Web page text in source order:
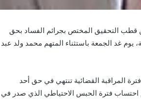
عن قطب التحقيق المختص بجرائم الفساد بحق
المعروف بملف العشرية، يوم غد الجمعة باستثناء المتهم محمد ولد عبد
المراقبة القضائية تنتهي في حق أحد
إشارة إلى الرئيس السابق، يوم 7 سبتمبر 2022، لعدم احتساب فترة الحبس الاحتياطي الذي صدر في